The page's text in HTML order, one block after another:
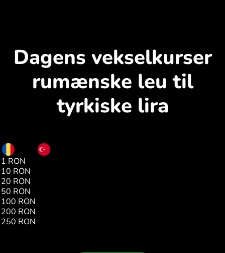
Dagens vekselkurser
rumænske leu til
tyrkiske lira
1 RON
10 RON
20 RON
50 RON
100 RON
200 RON
250 RON